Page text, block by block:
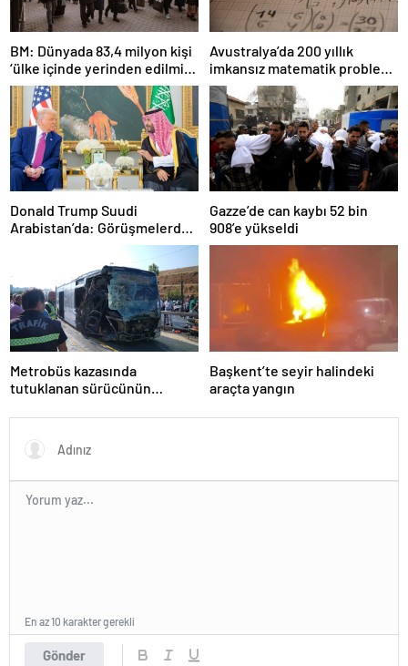
BM: Dünyada 83,4 milyon kişi
‘ülke içinde yerinden edilmiş’
olarak yaşıyor
Avustralya’da 200 yıllık
imkansız matematik problemi
çözüldü
Donald Trump Suudi
Arabistan’da: Görüşmelerde
Gazze’de can kaybı 52 bin
908’e yükseldi
Metrobüs kazasında
tutuklanan sürücünün
Başkent’te seyir halindeki
araçta yangın
Gönder
En az 10 karakter gerekli